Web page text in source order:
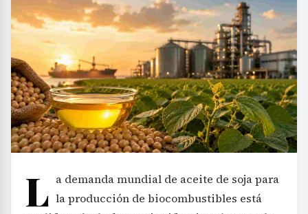
L a demanda mundial de aceite de soja para
la producción de biocombustibles está